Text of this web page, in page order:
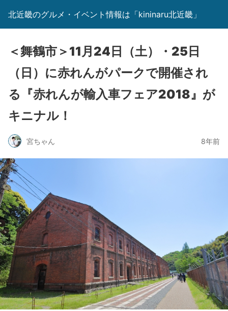
北近畿のグルメ・イベント情報は「kininaru北近畿」
＜舞鶴市＞11月24日（土）・25日
（日）に赤れんがパークで開催され
る『赤れんが輸入車フェア2018』が
キニナル！
宮ちゃん 8年前